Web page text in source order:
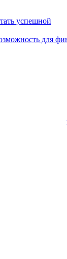
успешной
для